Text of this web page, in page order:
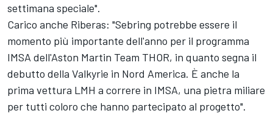
settimana speciale".
Carico anche Riberas: "Sebring potrebbe essere il
momento più importante dell'anno per il programma
IMSA dell'Aston Martin Team THOR, in quanto segna il
debutto della Valkyrie in Nord America. È anche la
prima vettura LMH a correre in IMSA, una pietra miliare
per tutti coloro che hanno partecipato al progetto".